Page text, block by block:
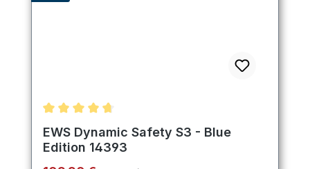
Durchschnittliche Bewertung von 4.8 von 5
EWS Dynamic Safety S3 - Blue
Edition 14393